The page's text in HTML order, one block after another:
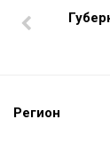
Регион